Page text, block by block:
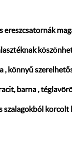
ereszcsatornák
, könnyű
barna ,
szalagokból